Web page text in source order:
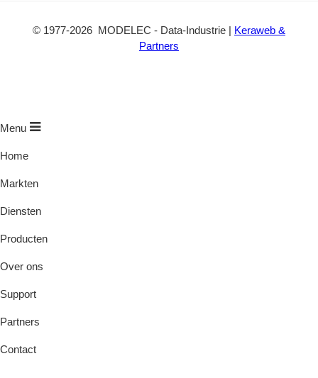
© 1977-2026 MODELEC - Data-Industrie | Keraweb &
Partners
Menu
Home
Markten
Diensten
Producten
Over ons
Support
Partners
Contact